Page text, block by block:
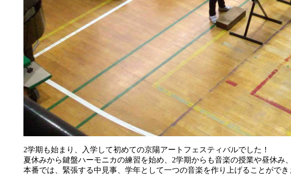
2学期も始まり、入学して初めての京陽アートフェスティバルでした！
夏休みから鍵盤ハーモニカの練習を始め、2学期からも音楽の授業や昼休み
本番では、緊張する中見事、学年として一つの音楽を作り上げることができ